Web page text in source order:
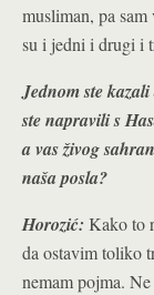
musliman, pa
su i jedni i drugi i
Jednom ste
ste napravili s
a vas živog
naša posla?
Horozić: Kako to
da ostavim toliko
nemam pojma.